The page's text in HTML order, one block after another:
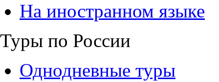
На иностранном языке
Туры по России
Однодневные туры